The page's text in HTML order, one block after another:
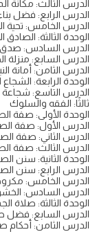
الدرس الثالث: مكانة
الدرس الرابع: فضل
الدرس الخامس: تحية
الوحدة الثالثة: الصادق
الدرس السادس: صدق
الدرس السابع: منزلة
الدرس الثامن: أمانة
الوحدة الرابعة: الشجاع
الدرس التاسع: شجاعة
ثالثًا: الفقه والسلوك
الوحدة الأولى: صفة
الدرس الأول: صفة
الدرس الثاني: صفة
الدرس الثالث: صفة
الوحدة الثانية: سنن
الدرس الرابع: سنن
الدرس الخامس:
الدرس السادس:
الوحدة الثالثة: صلاة
الدرس السابع: فضل
الدرس الثامن: أحكام